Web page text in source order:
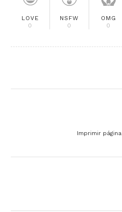
LOVE
0
NSFW
0
OMG
0
Imprimir página